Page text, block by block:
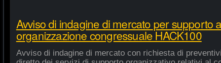
Avviso di indagine di mercato per supporto
organizzazione congressuale HACK100
Avviso di indagine di mercato con richiesta di